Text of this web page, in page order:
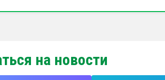
на новости